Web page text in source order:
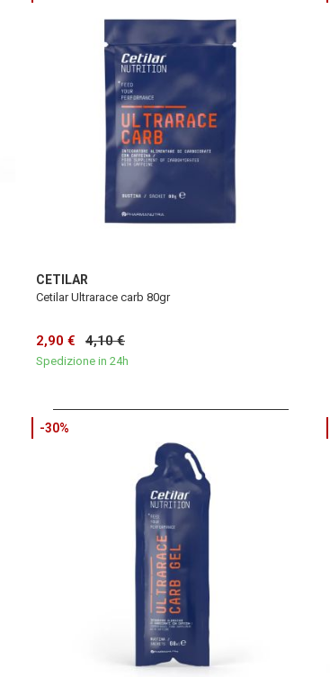
CETILAR
Cetilar Ultrarace carb 80gr
2,90 € 4,10 €
Spedizione in 24h
-30%